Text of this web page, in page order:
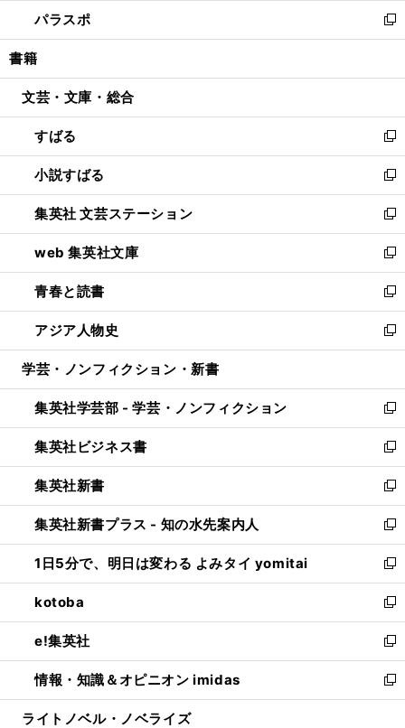
で
開
ド
ウ
開
ィ
ン
ウ
開
く
し
い
ウ
ン
ウ
で
開
く
パラスポ
新
し
ウ
ン
ド
ウ
で
開
く
書籍
文芸・文庫・総合
すばる
新
し
い
ウ
ィ
ン
ド
ウ
で
開
く
小説すばる
新
し
い
ウ
ィ
ン
ド
ウ
で
開
集英社 文芸ステーション
新
し
い
ウ
ィ
ン
ド
ウ
開
く
web 集英社文庫
新
し
い
ウ
ィ
ン
ウ
で
開
く
青春と読書
新
し
い
ウ
ン
ド
ウ
で
開
く
アジア人物史
新
し
ウ
ィ
ン
ド
ウ
で
開
く
学芸・ノンフィクション・新書
集英社学芸部 - 学芸・ノンフィクション
新
し
い
ウ
ィ
ン
ド
ウ
で
開
く
集英社ビジネス書
新
し
い
ウ
ィ
ン
ド
ウ
で
開
く
集英社新書
新
し
い
ウ
ィ
ン
ド
ウ
で
開
く
集英社新書プラス - 知の水先案内人
新
し
い
ウ
ィ
ン
ド
ウ
で
開
1日5分で、明日は変わる よみタイ yomitai
新
し
い
ウ
ィ
ン
ド
ウ
kotoba
新
し
い
ウ
ィ
ン
e!集英社
新
し
い
ウ
情報・知識＆オピニオン imidas
新
し
ライトノベル・ノベライズ